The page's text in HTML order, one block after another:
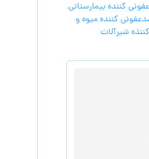
کننده بیمارستانی,
کننده میوه و
شیرآلات